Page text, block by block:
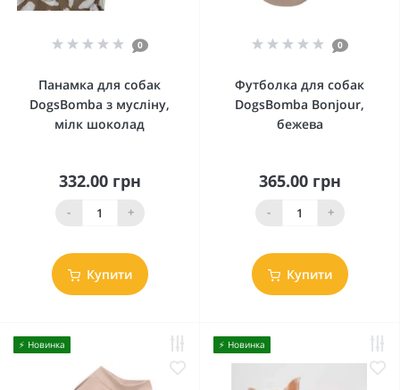
0
Панамка для собак
DogsBomba з мусліну,
мілк шоколад
332.00 грн
- +
Купити
0
Футболка для собак
DogsBomba Bonjour,
бежева
365.00 грн
- +
Купити
⚡️ Новинка ⚡️ Новинка